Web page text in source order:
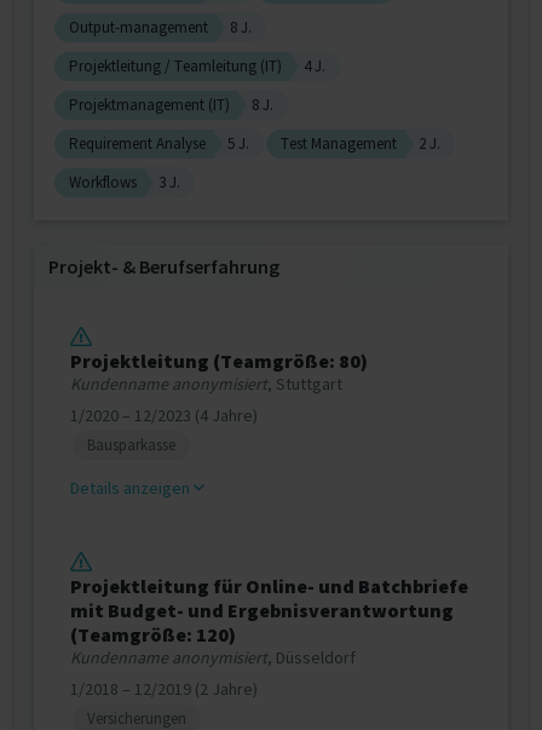
Output-management
8 J.
Projektleitung / Teamleitung (IT)
4 J.
Projektmanagement (IT)
8 J.
Requirement Analyse
5 J. Test Management
2 J.
Workflows
3 J.
Projekt‐ & Berufserfahrung
Projektleitung (Teamgröße: 80)
Kundenname anonymisiert, Stuttgart
1/2020 – 12/2023 (4 Jahre)
Bausparkasse
Details anzeigen
Projektleitung für Online- und Batchbriefe
mit Budget- und Ergebnisverantwortung
(Teamgröße: 120)
Kundenname anonymisiert, Düsseldorf
1/2018 – 12/2019 (2 Jahre)
Versicherungen